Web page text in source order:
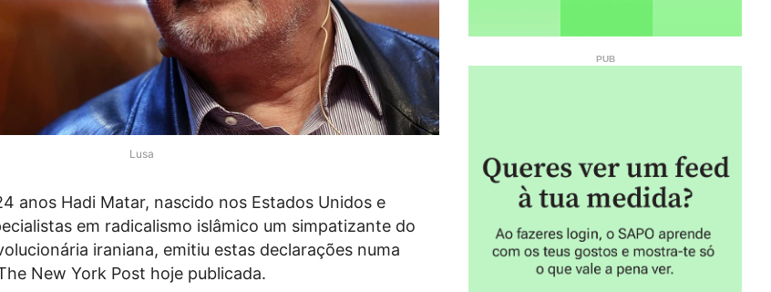
Lusa
anos Hadi Matar, nascido nos Estados Unidos e
em radicalismo islâmico um simpatizante do
iraniana, emitiu estas declarações numa
New York Post hoje publicada.